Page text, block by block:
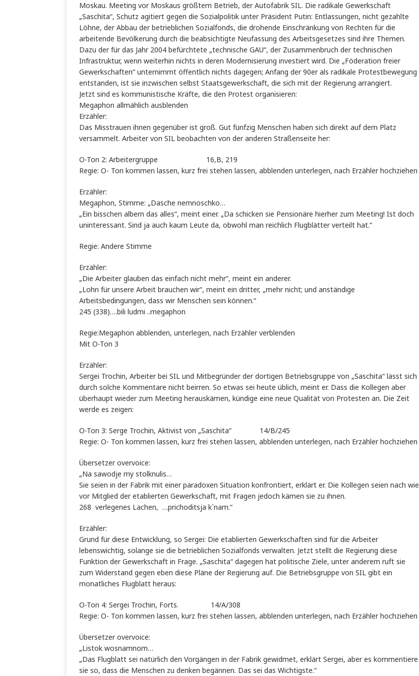
Moskau. Meeting vor Moskaus größtem Betrieb, der Autofabrik SIL. Die radikale Gewerkschaft
„Saschita“, Schutz agitiert gegen die Sozialpolitik unter Präsident Putin: Entlassungen, nicht gezahlte
Löhne, der Abbau der betrieblichen Sozialfonds, die drohende Einschränkung von Rechten für die
arbeitende Bevölkerung durch die beabsichtigte Neufassung des Arbeitsgesetzes sind ihre Themen.
Dazu der für das Jahr 2004 befürchtete „technische GAU“, der Zusammenbruch der technischen
Infrastruktur, wenn weiterhin nichts in deren Modernisierung investiert wird. Die „Föderation freier
Gewerkschaften“ unternimmt öffentlich nichts dagegen; Anfang der 90er als radikale Protestbewegung
entstanden, ist sie inzwischen selbst Staatsgewerkschaft, die sich mit der Regierung arrangiert.
Jetzt sind es kommunistische Kräfte, die den Protest organisieren:
Megaphon allmählich ausblenden
Erzähler:
Das Misstrauen ihnen gegenüber ist groß. Gut fünfzig Menschen haben sich direkt auf dem Platz
versammelt. Arbeiter von SIL beobachten von der anderen Straßenseite her:
O-Ton 2: Arbeitergruppe 16,B, 219
Regie: O- Ton kommen lassen, kurz frei stehen lassen, abblenden unterlegen, nach Erzähler hochziehen
Erzähler:
Megaphon, Stimme: „Dasche nemnoschko…
„Ein bisschen albern das alles“, meint einer. „Da schicken sie Pensionäre hierher zum Meeting! Ist doch
uninteressant. Sind ja auch kaum Leute da, obwohl man reichlich Flugblätter verteilt hat.“
Regie: Andere Stimme
Erzähler:
„Die Arbeiter glauben das einfach nicht mehr“, meint ein anderer.
„Lohn für unsere Arbeit brauchen wir“, meint ein dritter, „mehr nicht; und anständige
Arbeitsbedingungen, dass wir Menschen sein können.“
245 (338)….bili ludmi ..megaphon
Regie:Megaphon abblenden, unterlegen, nach Erzähler verblenden
Mit O-Ton 3
Erzähler:
Sergei Trochin, Arbeiter bei SIL und Mitbegründer der dortigen Betriebsgruppe von „Saschita“ lässt sich
durch solche Kommentare nicht beirren. So etwas sei heute üblich, meint er. Dass die Kollegen aber
überhaupt wieder zum Meeting herauskämen, kündige eine neue Qualität von Protesten an. Die Zeit
werde es zeigen:
O-Ton 3: Serge Trochin, Aktivist von „Saschita“ 14/B/245
Regie: O- Ton kommen lassen, kurz frei stehen lassen, abblenden unterlegen, nach Erzähler hochziehen
Übersetzer overvoice:
„Na sawodje my stolknulis…
Sie seien in der Fabrik mit einer paradoxen Situation konfrontiert, erklärt er. Die Kollegen seien nach wie
vor Mitglied der etablierten Gewerkschaft, mit Fragen jedoch kämen sie zu ihnen.
268 verlegenes Lachen, …prichoditsja k`nam.“
Erzähler:
Grund für diese Entwicklung, so Sergei: Die etablierten Gewerkschaften sind für die Arbeiter
lebenswichtig, solange sie die betrieblichen Sozialfonds verwalten. Jetzt stellt die Regierung diese
Funktion der Gewerkschaft in Frage. „Saschita“ dagegen hat politische Ziele, unter anderem ruft sie
zum Widerstand gegen eben diese Pläne der Regierung auf. Die Betriebsgruppe von SIL gibt ein
monatliches Flugblatt heraus:
O-Ton 4: Sergei Trochin, Forts. 14/A/308
Regie: O- Ton kommen lassen, kurz frei stehen lassen, abblenden unterlegen, nach Erzähler hochziehen
Übersetzer overvoice:
„Listok wosnamnom…
„Das Flugblatt sei natürlich den Vorgängen in der Fabrik gewidmet, erklärt Sergei, aber es kommentiere
sie so, dass die Menschen zu denken begännen. Das sei das Wichtigste.“